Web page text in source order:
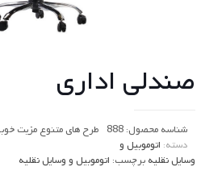
صندلی اداری
طرح های متنوع مزیت شناسه محصول: 888
دسته: اتوموبیل و
وسایل نقلیه برچسب: اتوموبیل و وسایل نقلیه